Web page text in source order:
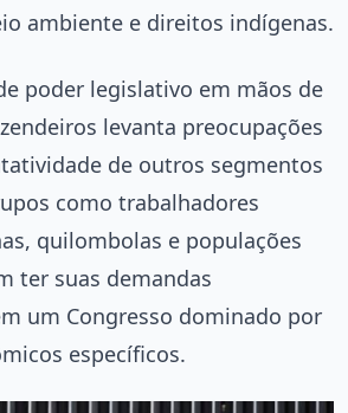
ambiente e direitos indígenas.
poder legislativo em mãos de
levanta preocupações
de outros segmentos
como trabalhadores
quilombolas e populações
ter suas demandas
um Congresso dominado por
específicos.